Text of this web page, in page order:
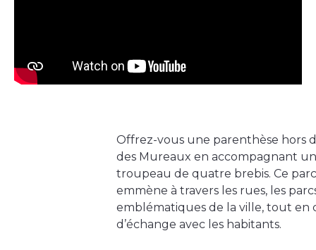
Offrez-vous une parenthèse hors
des Mureaux en accompagnant
troupeau de quatre brebis. Ce
emmène à travers les rues, les
emblématiques de la ville, tout en
d’échange avec les habitants.